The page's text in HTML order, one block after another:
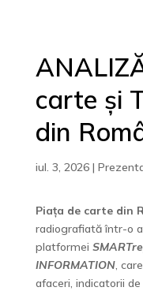
carte și
din
iul. 3, 2026|
Piața de carte din
radiografiată într-o
platformei
INFORMATION,
afaceri, indicatorii